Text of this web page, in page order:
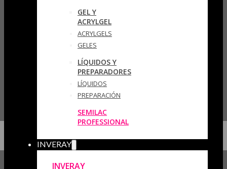
GEL Y
ACRYLGEL
ACRYLGELS
GELES
LÍQUIDOS Y
PREPARADORES
LÍQUIDOS
PREPARACIÓN
SEMILAC
PROFESSIONAL
INVERAY
INVERAY